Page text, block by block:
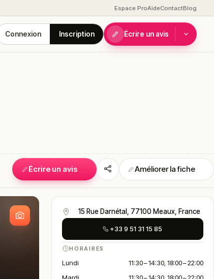
Espace ProAideContactBlog
Connexion Inscription Écrire un avis
Écrire un avis Améliorer la fiche
15 Rue Darnétal, 77100 Meaux, France
+33 9 51 31 15 85
HORAIRES
Lundi
11:30 – 14:30, 18:00 – 22:00